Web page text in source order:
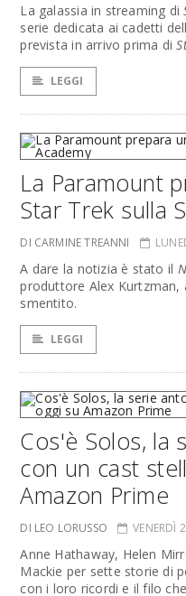
La galassia in streaming di
serie dedicata ai cadetti
prevista in arrivo prima di
LEGGI
La Paramount
Star Trek sulla
DI CARMINE TREANNI
A dare la notizia è stato il
produttore Alex
smentito.
LEGGI
Cos'è Solos, la
con un cast
Amazon Prime
DI LEO LORUSSO VENERDÌ
Anne Hathaway, Helen
Mackie per sette storie di
con i loro ricordi e il filo